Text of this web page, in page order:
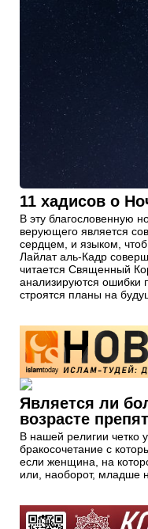
11 хадисов о
В эту благословенную
верующего является
сердцем, и языком,
Лайлат аль-Кадр
читается Священный
анализируются ошибки
строятся планы на
Является ли
возрасте
В нашей религии четко
бракосочетание с
если женщина, на
или, наоборот, младше